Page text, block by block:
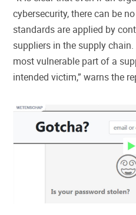
cybersecurity, there can be
standards are applied by
suppliers in the supply
most vulnerable part of a
intended victim,” warns the